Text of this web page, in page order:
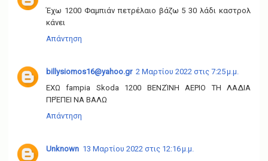
Έχω 1200 Φαμπιάν πετρέλαιο βάζω 5 30 λάδι καστρολ
κάνει
Απάντηση
billysiomos16@yahoo.gr 2 Μαρτίου 2022 στις 7:25 μ.μ.
ΕΧΩ fampia Skoda 1200 ΒΕΝΖΊΝΗ ΑΕΡΙΟ ΤΗ ΛΑΔΙΑ
ΠΡΈΠΕΙ ΝΑ ΒΑΛΩ
Απάντηση
Unknown 13 Μαρτίου 2022 στις 12:16 μ.μ.